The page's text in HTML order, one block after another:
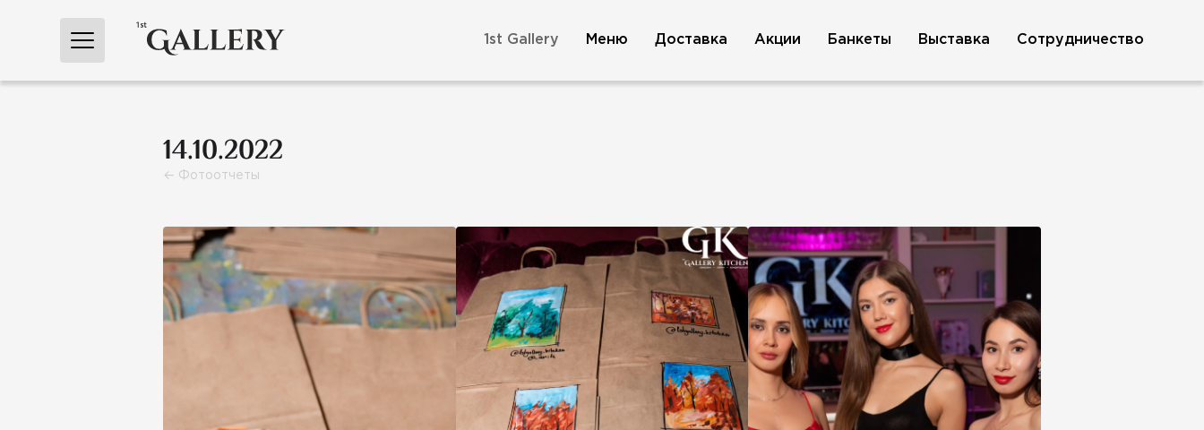
14.10.2022
← Фотоотчеты
1st Gallery Выставка
Доставка Сотрудничество
Меню Акции Банкеты